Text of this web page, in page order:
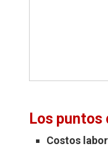
Los
Costos